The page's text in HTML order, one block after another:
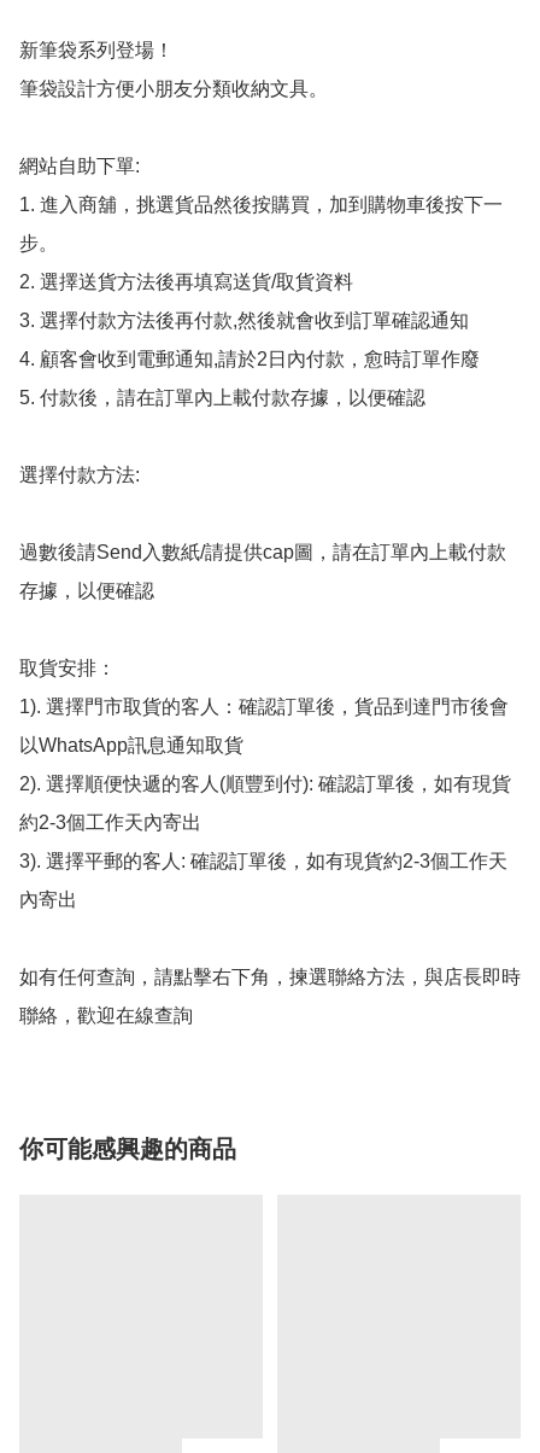
新筆袋系列登場！
筆袋設計方便小朋友分類收納文具。
網站自助下單:
1. 進入商舖，挑選貨品然後按購買，加到購物車後按下一
步。
2. 選擇送貨方法後再填寫送貨/取貨資料
3. 選擇付款方法後再付款,然後就會收到訂單確認通知
4. 顧客會收到電郵通知,請於2日內付款，愈時訂單作廢
5. 付款後，請在訂單內上載付款存據，以便確認
選擇付款方法:
過數後請Send入數紙/請提供cap圖，請在訂單內上載付款
存據，以便確認
取貨安排：
1). 選擇門市取貨的客人：確認訂單後，貨品到達門市後會
以WhatsApp訊息通知取貨
2). 選擇順便快遞的客人(順豐到付): 確認訂單後，如有現貨
約2-3個工作天內寄出
3). 選擇平郵的客人: 確認訂單後，如有現貨約2-3個工作天
內寄出
如有任何查詢，請點擊右下角，揀選聯絡方法，與店長即時
聯絡，歡迎在線查詢
你可能感興趣的商品